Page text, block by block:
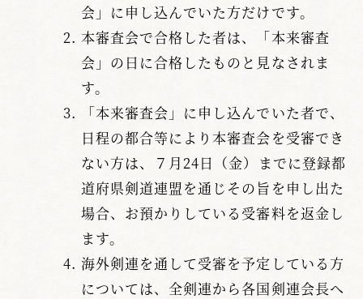
会」に申し込んでいた方だけです。
本審査会で合格した者は、「本来審査
会」の日に合格したものと見なされま
す。
「本来審査会」に申し込んでいた者で、
日程の都合等により本審査会を受審でき
ない方は、７月24日（金）までに登録都
道府県剣道連盟を通じその旨を申し出た
場合、お預かりしている受審料を返金し
ます。
海外剣連を通して受審を予定している方
については、全剣連から各国剣連会長へ